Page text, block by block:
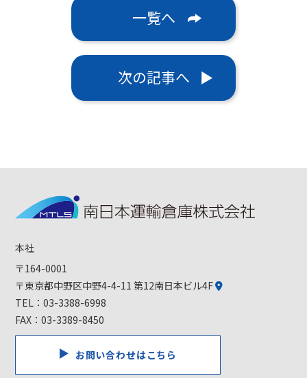
一覧へ
次の記事へ
本社
〒164-0001
〒東京都中野区中野4-4-11 第12南日本ビル4F
TEL：03-3388-6998
FAX：03-3389-8450
お問い合わせはこちら